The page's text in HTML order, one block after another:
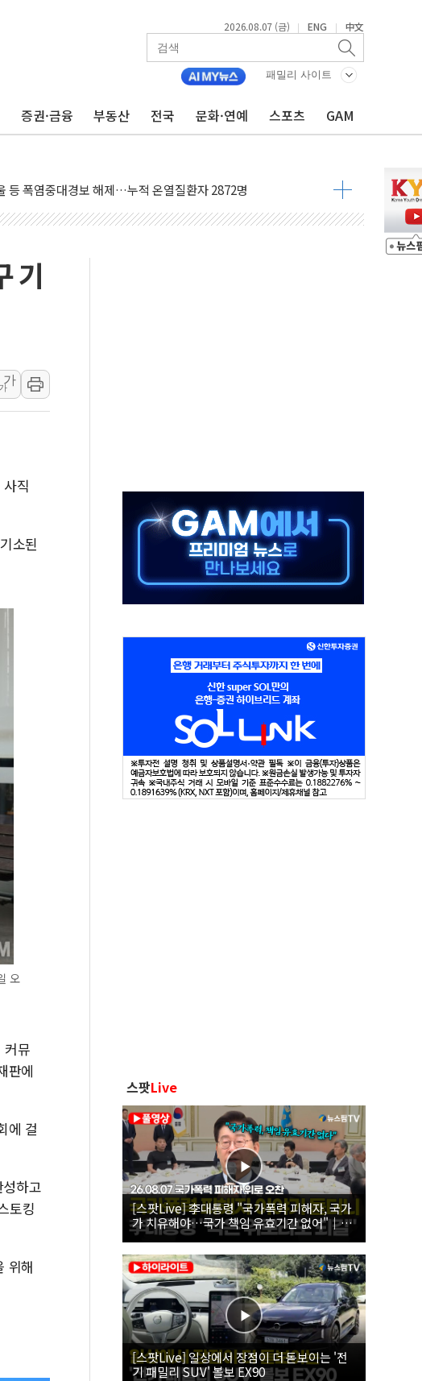
2026.08.07 (금) | ENG | 中文
패밀리 사이트
증권·금융 부동산 전국 문화·연예 스포츠 GAM
부군과 사우디 동시 공격… 위기 고조되는 또 다른 중동 화약고
염…동물들도 특별식으로 여름나기 [뉴스핌 줌인]
코인터·DX 지분 일부 매각
생 총기 난사...최소 7명 사망
안돼"...李 부동산 세제안에 與 내부서 '총선·대선 직격탄' 우려
구 프리미엄 아울렛' 건립 '본궤도'
에게 흉기 휘두른 30대 세입자…경찰, 현행범 체포
이익 30억원
솜과 美 암 진단 분야 독점 라이선스 계약"
료제 'VRN11' 캐나다 IND 신청
' 무더기 상폐 위기…관리종목 우려 지정예고 총 63개
특별공급 경쟁률… 실수요자 관심
기
가
가
직
소된
오
커뮤
판에
에 걸
하고
토킹
위해
스팟Live
[스팟Live] 李대통령 "국가폭력 피해자, 국가
가 치유해야…국가 책임 유효기간 없어"｜
26.08.07 국가폭력 피해자 위로 오찬
[스팟Live] 일상에서 장점이 더 돋보이는 '전
기 패밀리 SUV' 볼보 EX90